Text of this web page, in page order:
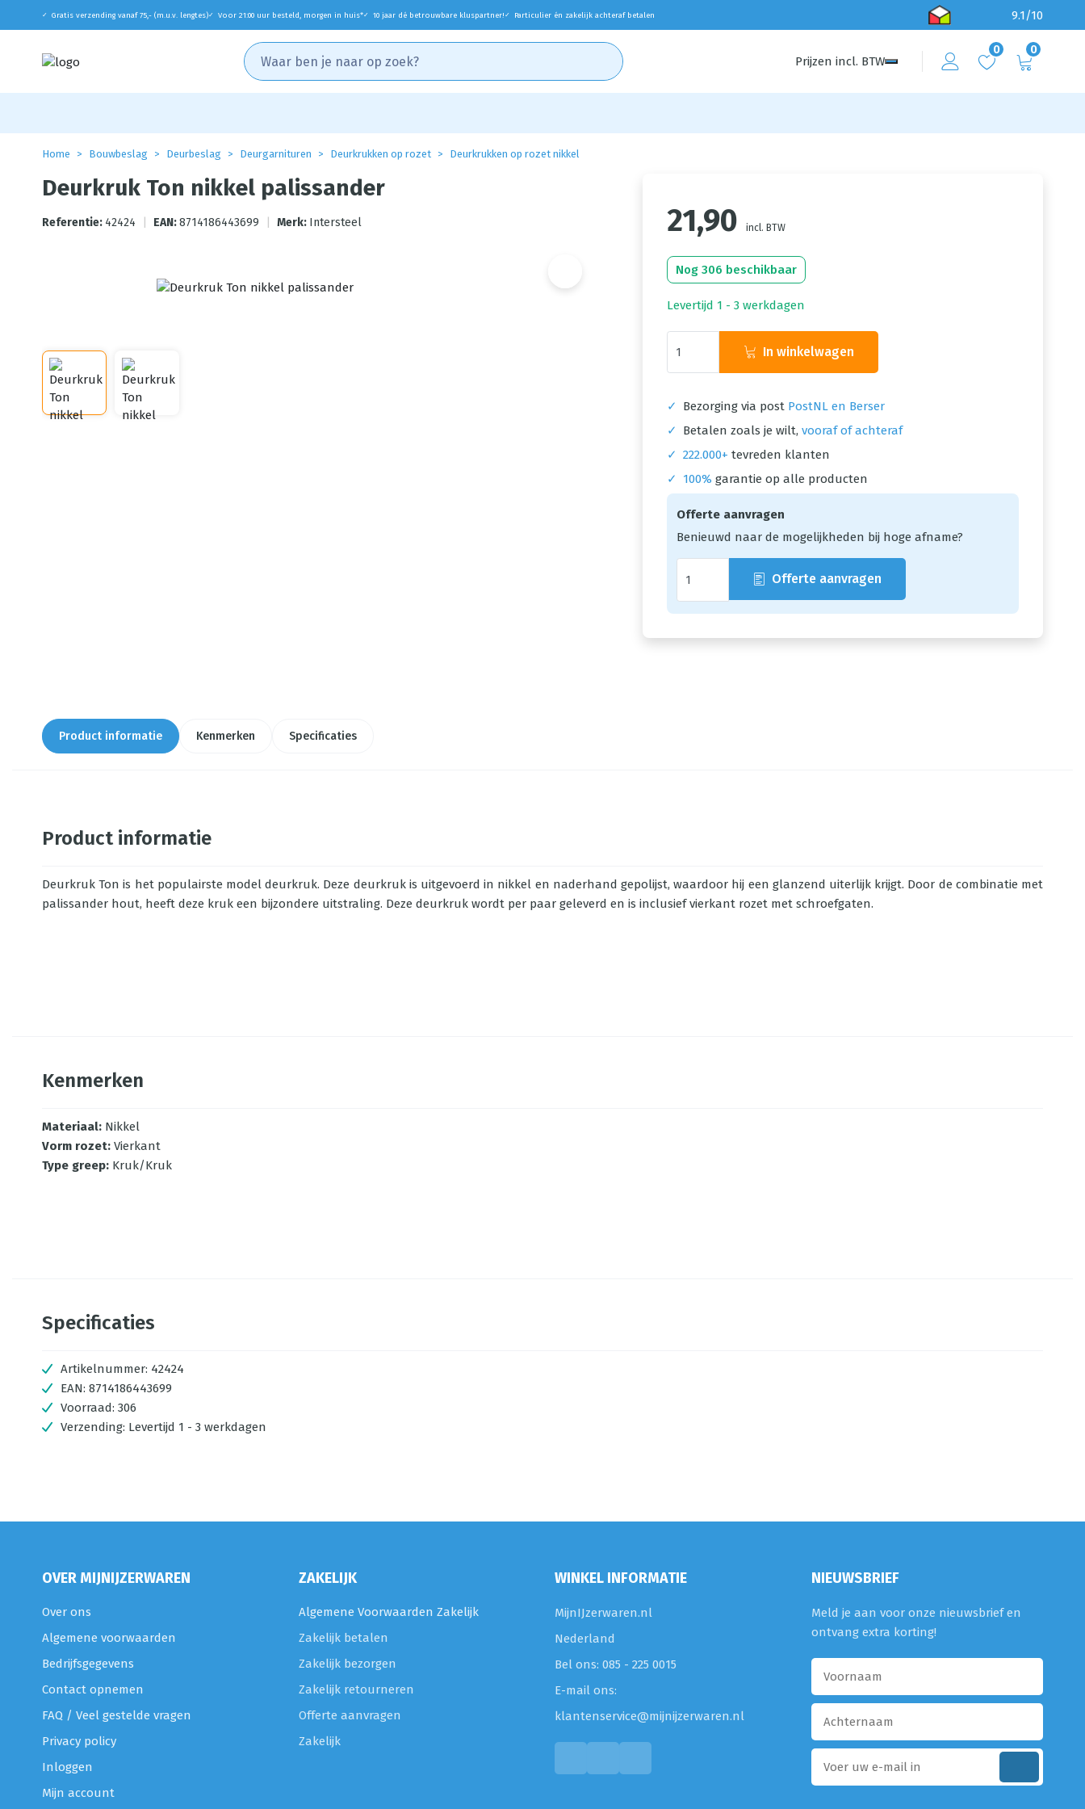
✓ Gratis verzending vanaf 75,- (m.u.v. lengtes)✓ Voor 21:00 uur besteld, morgen in huis*✓ 10 jaar dé betrouwbare kluspartner! ✓ Particulier én zakelijk achteraf betalen 9.1/10
Prijzen incl. BTW
0 0
Home Bouwbeslag Deurbeslag Deurgarnituren Deurkrukken op rozet Deurkrukken op rozet nikkel
Deurkruk Ton nikkel palissander
Referentie: 42424 EAN:8714186443699 Merk: Intersteel 21,90 incl. BTW
Nog 306 beschikbaar
Levertijd 1 - 3 werkdagen
In winkelwagen
✓ Bezorging via post PostNL en Berser
✓
Betalen zoals je wilt, vooraf of achteraf
✓ 222.000+ tevreden klanten
✓
100% garantie op alle producten
Offerte aanvragen
Benieuwd naar de mogelijkheden bij hoge afname?
Offerte aanvragen
Product informatie Kenmerken Specificaties
Product informatie
Deurkruk Ton is het populairste model deurkruk. Deze deurkruk is uitgevoerd in nikkel en naderhand gepolijst, waardoor hij een glanzend uiterlijk krijgt. Door de combinatie met
palissander hout, heeft deze kruk een bijzondere uitstraling. Deze deurkruk wordt per paar geleverd en is inclusief vierkant rozet met schroefgaten.
Kenmerken
Materiaal: Nikkel
Vorm rozet: Vierkant
Type greep: Kruk/Kruk
Specificaties
Artikelnummer: 42424
EAN: 8714186443699
Voorraad: 306
Verzending: Levertijd 1 - 3 werkdagen
OVER MIJNIJZERWAREN
Over ons
Algemene voorwaarden
Bedrijfsgegevens
Contact opnemen
FAQ / Veel gestelde vragen
Privacy policy
Inloggen
Mijn account
ZAKELIJK
Algemene Voorwaarden Zakelijk
Zakelijk betalen
Zakelijk bezorgen
Zakelijk retourneren
Offerte aanvragen
Zakelijk
WINKEL INFORMATIE
MijnIJzerwaren.nl
Nederland
Bel ons: 085 - 225 0015
E-mail ons:
klantenservice@mijnijzerwaren.nl
NIEUWSBRIEF
Meld je aan voor onze nieuwsbrief en
ontvang extra korting!